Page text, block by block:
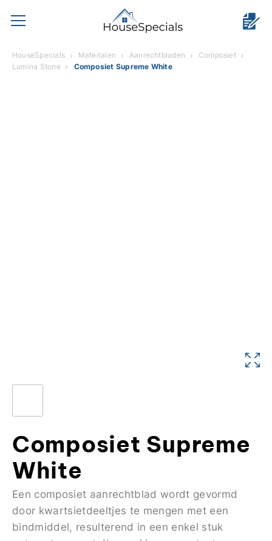
HouseSpecials Materialen Aanrechtbladen
Composiet
Lumina Stone
Composiet Supreme White
Composiet Supreme
White
Een composiet aanrechtblad wordt gevormd
door kwartsietdeeltjes te mengen met een
bindmiddel, resulterend in een enkel stuk